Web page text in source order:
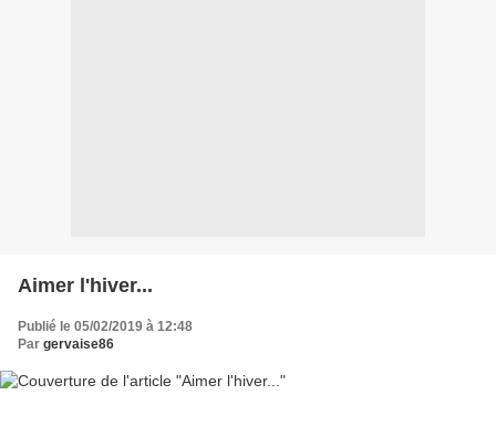
Aimer l'hiver...
Publié le 05/02/2019 à 12:48
Par gervaise86